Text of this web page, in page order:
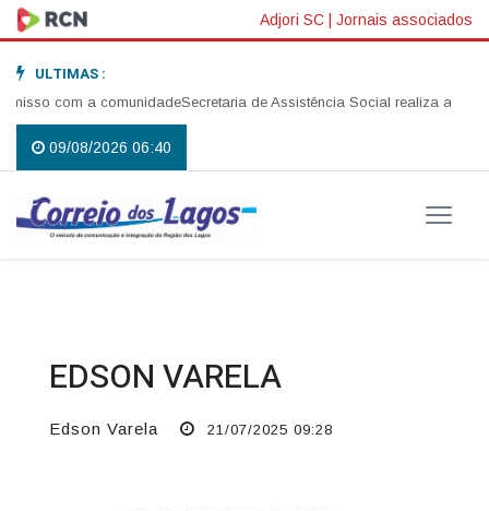
Adjori SC | Jornais associados
ULTIMAS :
a comunidadeSecretaria de Assistência Social realiza abertura da
09/08/2026 06:40
EDSON VARELA
Edson Varela 21/07/2025 09:28